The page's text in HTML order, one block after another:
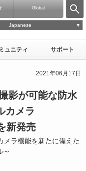
Global
Japanese
ュニティ サポート
2021年06月17日
影が可能な防水
カメラ
新発売
メラ機能を新たに備えた
～